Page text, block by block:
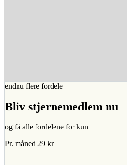
endnu flere fordele
Bliv stjernemedlem nu
og få alle fordelene for kun
Pr. måned 29 kr.